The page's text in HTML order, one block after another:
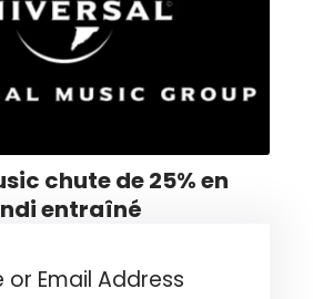
chute de 25% en
entraîné
or Email Address